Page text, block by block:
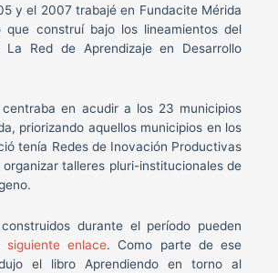
y el 2007 trabajé en Fundacite Mérida
construí bajo los lineamientos del
La Red de Aprendizaje en Desarrollo
en acudir a los 23 municipios
priorizando aquellos municipios en los
tenía Redes de Inovación Productivas
organizar talleres pluri-institucionales de
durante el período pueden
siguiente enlace. Como parte de ese
el libro Aprendiendo en torno al